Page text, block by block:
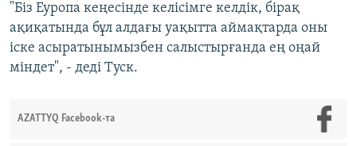
"Біз Еуропа кеңесінде келісімге келдік, бірақ
ақиқатында бұл алдағы уақытта аймақтарда оны
іске асыратынымызбен салыстырғанда ең оңай
міндет", - деді Туск.
AZATTYQ Facebook-та